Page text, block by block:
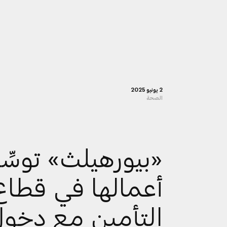
2 يونيو 2025
الصحة
«بيورهيلث»
أعمالها في
التأمين مع